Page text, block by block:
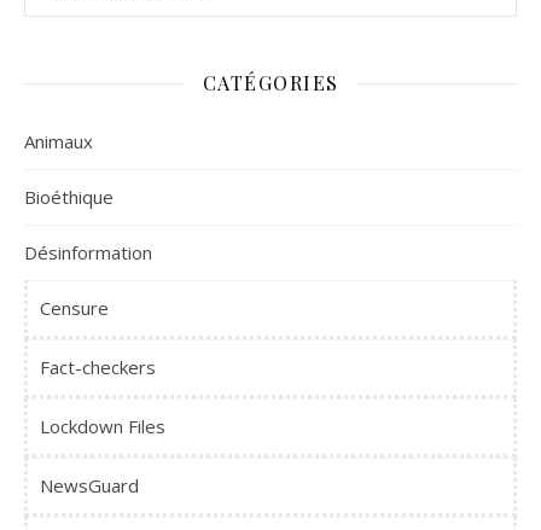
CATÉGORIES
Animaux
Bioéthique
Désinformation
Censure
Fact-checkers
Lockdown Files
NewsGuard